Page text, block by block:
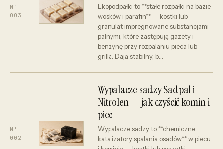
N°
003
Ekopodpałki to **stałe rozpałki na bazie
wosków i parafin** — kostki lub
granulat impregnowane substancjami
palnymi, które zastępują gazety i
benzynę przy rozpalaniu pieca lub
grilla. Dają stabilny, b…
N°
002
Wypalacze sadzy Sadpal i
Nitrolen — jak czyścić komin i
piec
Wypalacze sadzy to **chemiczne
katalizatory spalania osadów** w piecu